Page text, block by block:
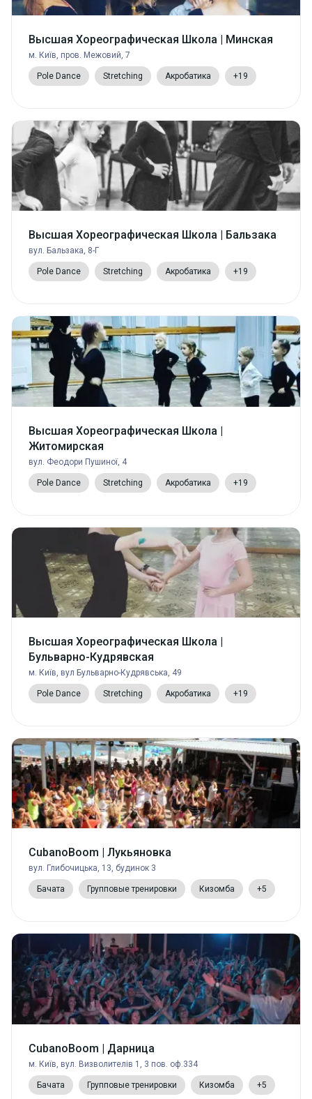
Высшая Хореографическая Школа | Минская
м. Київ, пров. Межовий, 7
Pole Dance Stretching Акробатика +19
Высшая Хореографическая Школа | Бальзака
вул. Бальзака, 8-Г
Pole Dance Stretching Акробатика +19
Высшая Хореографическая Школа |
Житомирская
вул. Феодори Пушиної, 4
Pole Dance Stretching Акробатика +19
Высшая Хореографическая Школа |
Бульварно-Кудрявская
м. Київ, вул Бульварно-Кудрявська, 49
Pole Dance Stretching Акробатика +19
CubanoBoom | Лукьяновка
вул. Глибочицька, 13, будинок 3
Бачата Групповые тренировки Кизомба +5
CubanoBoom | Дарница
м. Київ, вул. Визволителів 1, 3 пов. оф.334
Бачата Групповые тренировки Кизомба +5